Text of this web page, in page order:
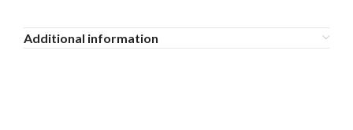
Additional information